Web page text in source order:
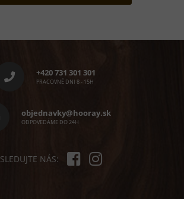
+420 731 301 301
PRACOVNÉ DNI 8 - 15H
objednavky@hooray.sk
ODPOVEDÁME DO 24H
SLEDUJTE NÁS: